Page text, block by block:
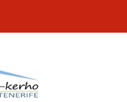
Suomi-kerho